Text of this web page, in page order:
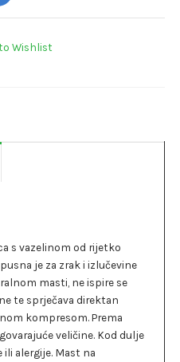
Wishlist
s vazelinom od rijetko
je za zrak i izlučevine
masti, ne ispire se
te sprječava direktan
kompresom. Prema
veličine. Kod dulje
alergije. Mast na